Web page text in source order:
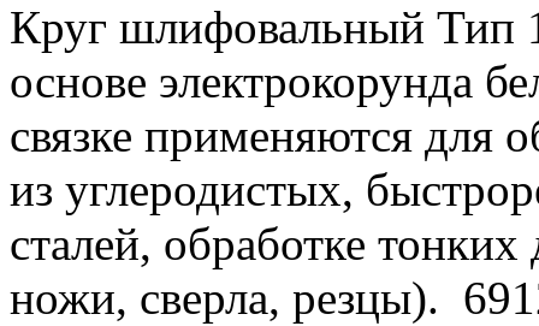
Круг шлифовальный Тип
основе электрокорунда
связке применяются для
из углеродистых,
сталей, обработке
ножи, сверла, резцы).